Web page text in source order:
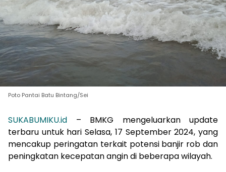
Poto Pantai Batu Bintang/Sei
SUKABUMIKU.id – BMKG mengeluarkan update
terbaru untuk hari Selasa, 17 September 2024, yang
mencakup peringatan terkait potensi banjir rob dan
peningkatan kecepatan angin di beberapa wilayah.